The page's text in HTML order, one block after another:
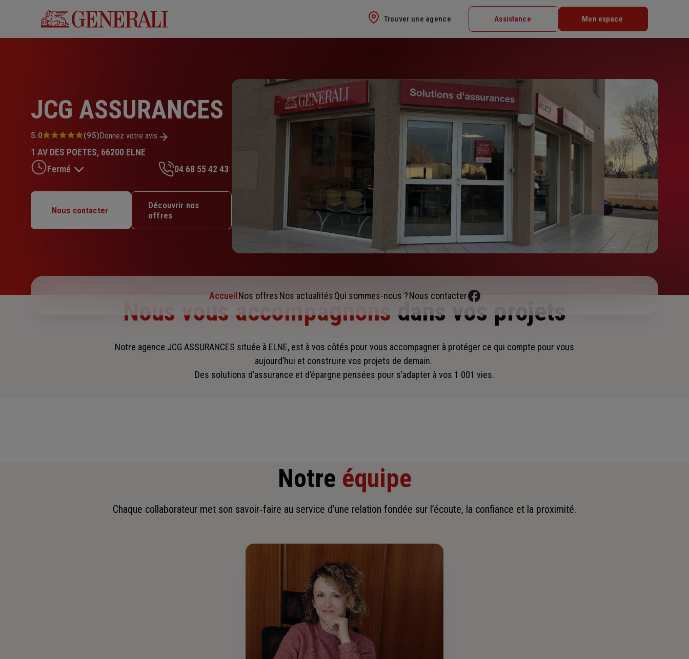
Trouver une agence Assistance Mon espace
JCG ASSURANCES
Note
5.0
sur
5
5.0 (95)Donnez votre avis
1 AV DES POETES, 66200 ELNE
Fermé
Mardi : 09h – 12h / 14h – 18h
Mercredi : 09h – 12h / 14h – 17h
Dimanche : Fermé
04 68 55 42 43
Nous contacter
Découvrir nos
offres
Accueil Nos offresNos actualitésQui sommes-nous ?Nous contacter
Nous vous accompagnons dans vos projets
Notre agence JCG ASSURANCES située à ELNE, est à vos côtés pour vous accompagner à protéger ce qui compte pour vous
aujourd’hui et construire vos projets de demain.
Des solutions d’assurance et d’épargne pensées pour s’adapter à vos 1 001 vies.
Notre équipe
Chaque collaborateur met son savoir‑faire au service d’une relation fondée sur l’écoute, la confiance et la proximité.